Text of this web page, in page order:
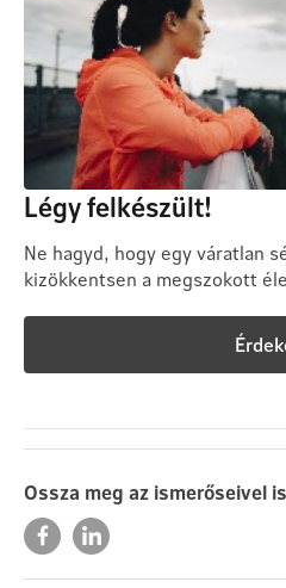
Légy felkészült!
Ne hagyd, hogy egy váratlan
kizökkentsen a megszokott
Ossza meg az ismerőseivel is